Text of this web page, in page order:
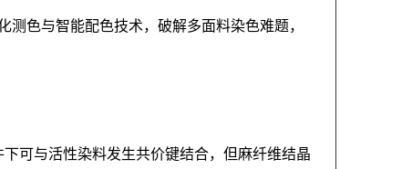
色与智能配色技术，破解多面料染色难题，
可与活性染料发生共价键结合，但麻纤维结晶